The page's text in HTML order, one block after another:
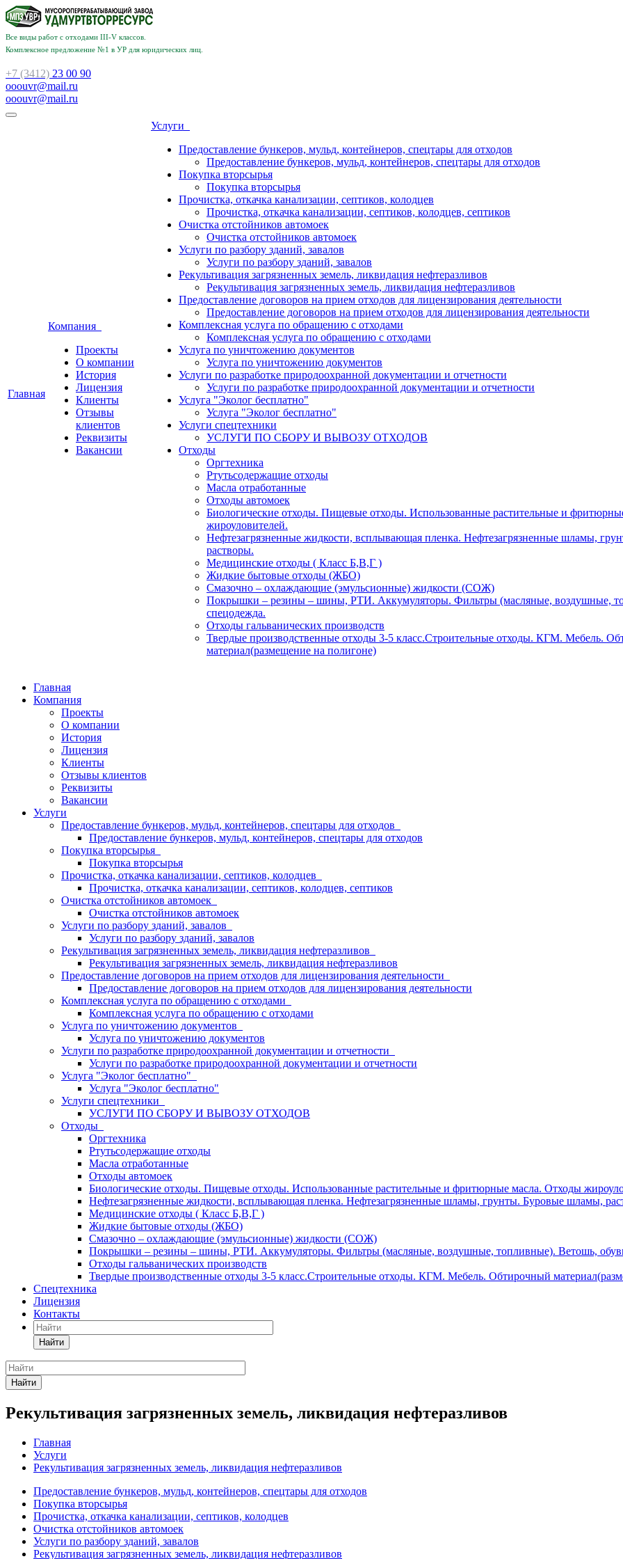
Все виды работ с отходами III-V классов.
Комплексное предложение №1 в УР для юридических лиц.
+7 (3412) 23 00 90
ooouvr@mail.ru
ooouvr@mail.ru
Главная
Компания
Проекты
О компании
История
Лицензия
Клиенты
Отзывы
клиентов
Реквизиты
Вакансии
Услуги
Предоставление бункеров, мульд, контейнеров, спецтары для отходов
Предоставление бункеров, мульд, контейнеров, спецтары для отходов
Покупка вторсырья
Покупка вторсырья
Прочистка, откачка канализации, септиков, колодцев
Прочистка, откачка канализации, септиков, колодцев, септиков
Очистка отстойников автомоек
Очистка отстойников автомоек
Услуги по разбору зданий, завалов
Услуги по разбору зданий, завалов
Рекультивация загрязненных земель, ликвидация нефтеразливов
Рекультивация загрязненных земель, ликвидация нефтеразливов
Предоставление договоров на прием отходов для лицензирования деятельности
Предоставление договоров на прием отходов для лицензирования деятельности
Комплексная услуга по обращению с отходами
Комплексная услуга по обращению с отходами
Услуга по уничтожению документов
Услуга по уничтожению документов
Услуги по разработке природоохранной документации и отчетности
Услуги по разработке природоохранной документации и отчетности
Услуга "Эколог бесплатно"
Услуга "Эколог бесплатно"
Услуги спецтехники
УСЛУГИ ПО СБОРУ И ВЫВОЗУ ОТХОДОВ
Отходы
Оргтехника
Ртутьсодержащие отходы
Масла отработанные
Отходы автомоек
Биологические отходы. Пищевые отходы. Использованные растительные и
жироуловителей.
Нефтезагрязненные жидкости, всплывающая пленка. Нефтезагрязненные шламы,
растворы.
Медицинские отходы ( Класс Б,В,Г )
Жидкие бытовые отходы (ЖБО)
Смазочно – охлаждающие (эмульсионные) жидкости (СОЖ)
Покрышки – резины – шины, РТИ. Аккумуляторы. Фильтры (масляные, воздушные,
спецодежда.
Отходы гальванических производств
Твердые производственные отходы 3-5 класс.Строительные отходы. КГМ. Мебель.
материал(размещение на полигоне)
Главная
Компания
Проекты
О компании
История
Лицензия
Клиенты
Отзывы клиентов
Реквизиты
Вакансии
Услуги
Предоставление бункеров, мульд, контейнеров, спецтары для отходов
Предоставление бункеров, мульд, контейнеров, спецтары для отходов
Покупка вторсырья
Покупка вторсырья
Прочистка, откачка канализации, септиков, колодцев
Прочистка, откачка канализации, септиков, колодцев, септиков
Очистка отстойников автомоек
Очистка отстойников автомоек
Услуги по разбору зданий, завалов
Услуги по разбору зданий, завалов
Рекультивация загрязненных земель, ликвидация нефтеразливов
Рекультивация загрязненных земель, ликвидация нефтеразливов
Предоставление договоров на прием отходов для лицензирования деятельности
Предоставление договоров на прием отходов для лицензирования деятельности
Комплексная услуга по обращению с отходами
Комплексная услуга по обращению с отходами
Услуга по уничтожению документов
Услуга по уничтожению документов
Услуги по разработке природоохранной документации и отчетности
Услуги по разработке природоохранной документации и отчетности
Услуга "Эколог бесплатно"
Услуга "Эколог бесплатно"
Услуги спецтехники
УСЛУГИ ПО СБОРУ И ВЫВОЗУ ОТХОДОВ
Отходы
Оргтехника
Ртутьсодержащие отходы
Масла отработанные
Отходы автомоек
Биологические отходы. Пищевые отходы. Использованные растительные и фритюрные масла. Отходы
Нефтезагрязненные жидкости, всплывающая пленка. Нефтезагрязненные шламы, грунты. Буровые шламы,
Медицинские отходы ( Класс Б,В,Г )
Жидкие бытовые отходы (ЖБО)
Смазочно – охлаждающие (эмульсионные) жидкости (СОЖ)
Покрышки – резины – шины, РТИ. Аккумуляторы. Фильтры (масляные, воздушные, топливные). Ветошь,
Отходы гальванических производств
Твердые производственные отходы 3-5 класс.Строительные отходы. КГМ. Мебель. Обтирочный
Спецтехника
Лицензия
Контакты
Найти
Найти
Рекультивация загрязненных земель, ликвидация нефтеразливов
Главная
Услуги
Рекультивация загрязненных земель, ликвидация нефтеразливов
Предоставление бункеров, мульд, контейнеров, спецтары для отходов
Покупка вторсырья
Прочистка, откачка канализации, септиков, колодцев
Очистка отстойников автомоек
Услуги по разбору зданий, завалов
Рекультивация загрязненных земель, ликвидация нефтеразливов